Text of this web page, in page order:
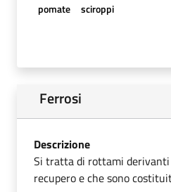
pomate
sciroppi
Ferrosi
Descrizione
Si tratta di rottami derivanti
recupero e che sono